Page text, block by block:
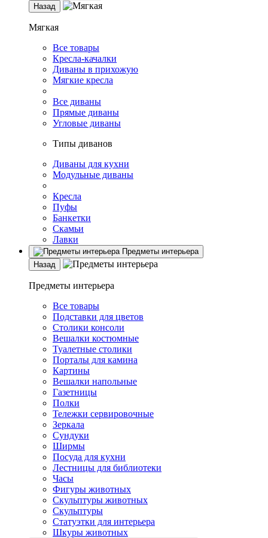
Назад
Мягкая
Все товары
Кресла-качалки
Диваны в прихожую
Мягкие кресла
Все диваны
Прямые диваны
Угловые диваны
Типы диванов
Диваны для кухни
Модульные диваны
Кресла
Пуфы
Банкетки
Скамьи
Лавки
Предметы интерьера
Назад
Предметы интерьера
Все товары
Подставки для цветов
Столики консоли
Вешалки костюмные
Туалетные столики
Порталы для камина
Картины
Вешалки напольные
Газетницы
Полки
Тележки сервировочные
Зеркала
Сундуки
Ширмы
Посуда для кухни
Лестницы для библиотеки
Часы
Фигуры животных
Скульптуры животных
Скульптуры
Статуэтки для интерьера
Шкуры животных